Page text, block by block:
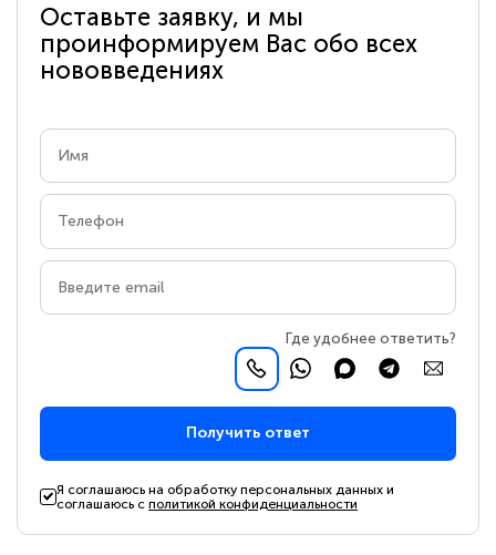
Оставьте заявку, и мы
проинформируем Вас обо всех
нововведениях
Где удобнее ответить?
Получить ответ
Я соглашаюсь на обработку персональных данных и
соглашаюсь сполитикой конфиденциальности